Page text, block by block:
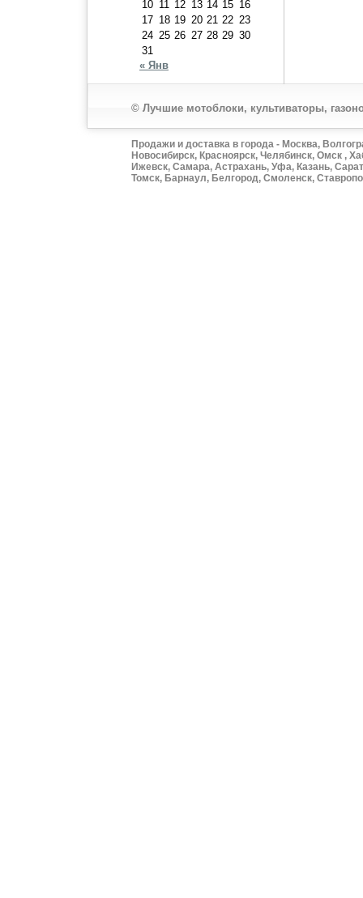
10 11 12 13 14 15 16
17 18 19 20 21 22 23
24 25 26 27 28 29 30
31
« Янв
© Лучшие мотоблоки, культиваторы,
Продажи и доставка в города - Москва,
Новосибирск, Красноярск, Челябинск, Омск ,
Ижевск, Самара, Астрахань, Уфа, Казань,
Томск, Барнаул, Белгород, Смоленск,